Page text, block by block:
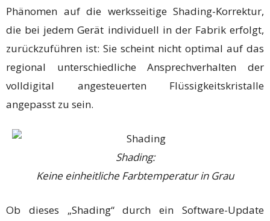
Phänomen auf die werksseitige Shading-Korrektur,
die bei jedem Gerät individuell in der Fabrik erfolgt,
zurückzuführen ist: Sie scheint nicht optimal auf das
regional unterschiedliche Ansprechverhalten der
volldigital angesteuerten Flüssigkeitskristalle
angepasst zu sein.
Shading:
Keine einheitliche Farbtemperatur in Grau
Ob dieses „Shading“ durch ein Software-Update